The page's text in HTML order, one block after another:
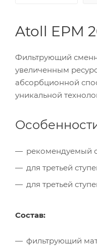
Atoll EPM
Фильтрующий
увеличенным
абсорбционной
уникальной
рекомендуемый
для третьей
для третьей
Состав:
фильтрующий